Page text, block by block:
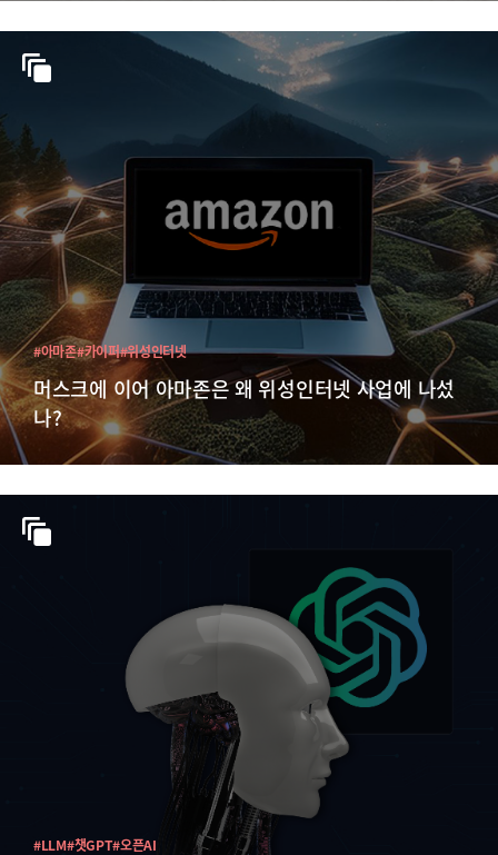
머스크에 이어 아마존은 왜 위성인터넷 사업에 나섰
나?
#아마존#카이퍼#위성인터넷
#LLM#챗GPT#오픈AI